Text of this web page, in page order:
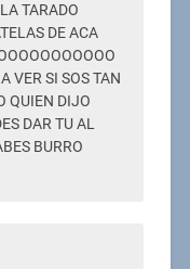
TARADO
DE ACA
VER SI SOS TAN
QUIEN DIJO
DAR TU AL
BURRO